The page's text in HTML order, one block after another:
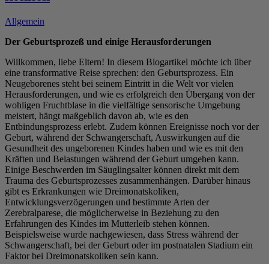
Allgemein
Der Geburtsprozeß und einige Herausforderungen
Willkommen, liebe Eltern! In diesem Blogartikel möchte ich über
eine transformative Reise sprechen: den Geburtsprozess. Ein
Neugeborenes steht bei seinem Eintritt in die Welt vor vielen
Herausforderungen, und wie es erfolgreich den Übergang von der
wohligen Fruchtblase in die vielfältige sensorische Umgebung
meistert, hängt maßgeblich davon ab, wie es den
Entbindungsprozess erlebt. Zudem können Ereignisse noch vor der
Geburt, während der Schwangerschaft, Auswirkungen auf die
Gesundheit des ungeborenen Kindes haben und wie es mit den
Kräften und Belastungen während der Geburt umgehen kann.
Einige Beschwerden im Säuglingsalter können direkt mit dem
Trauma des Geburtsprozesses zusammenhängen. Darüber hinaus
gibt es Erkrankungen wie Dreimonatskoliken,
Entwicklungsverzögerungen und bestimmte Arten der
Zerebralparese, die möglicherweise in Beziehung zu den
Erfahrungen des Kindes im Mutterleib stehen können.
Beispielsweise wurde nachgewiesen, dass Stress während der
Schwangerschaft, bei der Geburt oder im postnatalen Stadium ein
Faktor bei Dreimonatskoliken sein kann.